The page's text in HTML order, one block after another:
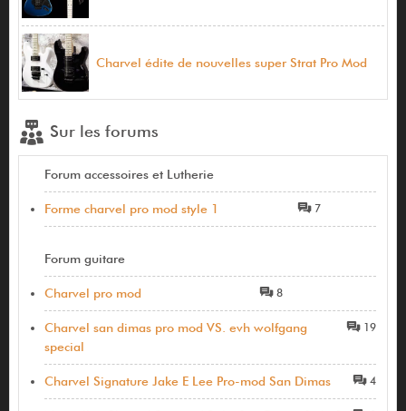
Charvel édite de nouvelles super Strat Pro Mod
Sur les forums
Forum accessoires et Lutherie
Forme charvel pro mod style 1 7
Forum guitare
Charvel pro mod 8
Charvel san dimas pro mod VS. evh wolfgang
special
19
Charvel Signature Jake E Lee Pro-mod San Dimas 4